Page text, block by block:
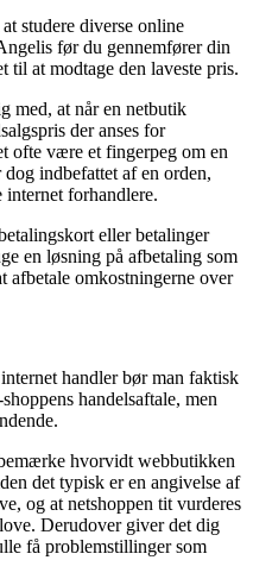
studere diverse online
før du gennemfører din
til at modtage den laveste pris.
med, at når en netbutik
der anses for
ofte være et fingerpeg om en
indbefattet af en orden,
internet forhandlere.
eller betalinger
en løsning på afbetaling som
omkostningerne over
handler bør man faktisk
handelsaftale, men
hvorvidt webbutikken
det typisk er en angivelse af
og at netshoppen tit vurderes
Derudover giver det dig
få problemstillinger som